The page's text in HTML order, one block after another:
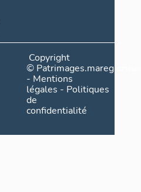
Copyright
©
- Mentions
légales - Politiques
de
confidentialité